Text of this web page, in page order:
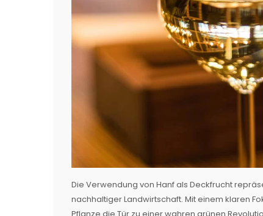
Die Verwendung von Hanf als Deckfrucht
nachhaltiger Landwirtschaft. Mit einem klaren